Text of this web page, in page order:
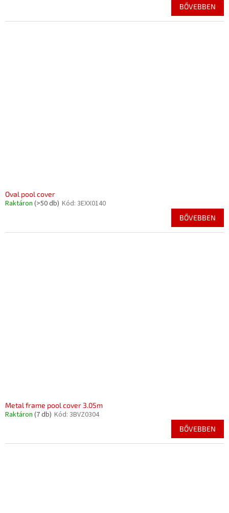
BŐVEBBEN
Oval pool cover
Raktáron (>50 db) Kód: 3EXX0140
BŐVEBBEN
Metal frame pool cover 3.05m
Raktáron (7 db) Kód: 3BVZ0304
BŐVEBBEN